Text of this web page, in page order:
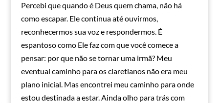
Percebi que quando é Deus quem chama, não há
como escapar. Ele continua até ouvirmos,
reconhecermos sua voz e respondermos. É
espantoso como Ele faz com que você comece a
pensar: por que não se tornar uma irmã? Meu
eventual caminho para os claretianos não era meu
plano inicial. Mas encontrei meu caminho para onde
estou destinada a estar. Ainda olho para trás com